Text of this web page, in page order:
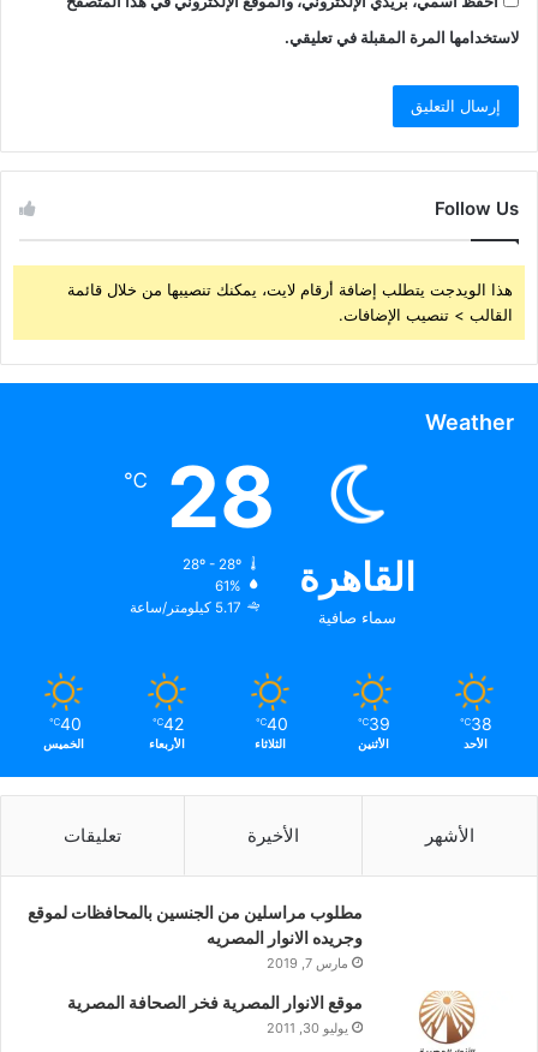
لاستخدامها المرة المقبلة في تعليقي.
Follow Us
هذا الويدجت يتطلب إضافة أرقام لايت، يمكنك تنصيبها من خلال قائمة
القالب > تنصيب الإضافات.
Weather
القاهرة
سماء صافية
28
℃
28º - 28º
61%
5.17 كيلومتر/ساعة
38
℃
الأحد
39
℃
الأثنين
40
℃
الثلاثاء
42
℃
الأربعاء
40
℃
الخميس
الأشهر الأخيرة تعليقات
مطلوب مراسلين من الجنسين بالمحافظات لموقع
وجريده الانوار المصريه
مارس 7, 2019
موقع الانوار المصرية فخر الصحافة المصرية
يوليو 30, 2011